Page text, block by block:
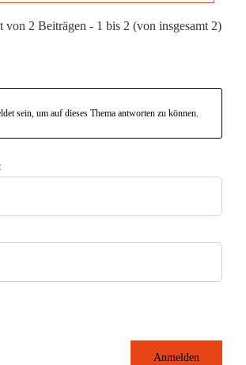
von 2 Beiträgen - 1 bis 2 (von insgesamt 2)
sein, um auf dieses Thema antworten zu können.
Anmelden